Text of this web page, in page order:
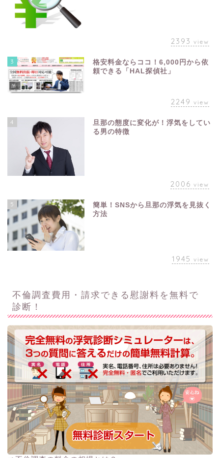
2393 view
3
格安料金ならココ！6,000円から依
頼できる「HAL探偵社」
2249 view
4
旦那の態度に変化が！浮気をしてい
る男の特徴
2006 view
5
簡単！SNSから旦那の浮気を見抜く
方法
1945 view
不倫調査費用・請求できる慰謝料を無料で
診断！